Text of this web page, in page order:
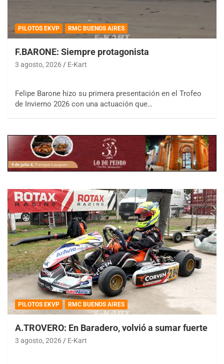
PILOTOS EKVP RMC BUENOS AIRES
F.BARONE: Siempre protagonista
3 agosto, 2026 E-Kart
Felipe Barone hizo su primera presentación en el Trofeo
de Invierno 2026 con una actuación que…
PILOTOS EKVP RMC BUENOS AIRES
A.TROVERO: En Baradero, volvió a sumar fuerte
3 agosto, 2026 E-Kart